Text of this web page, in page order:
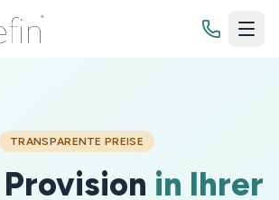
TRANSPARENTE PREISE
in Ihrer